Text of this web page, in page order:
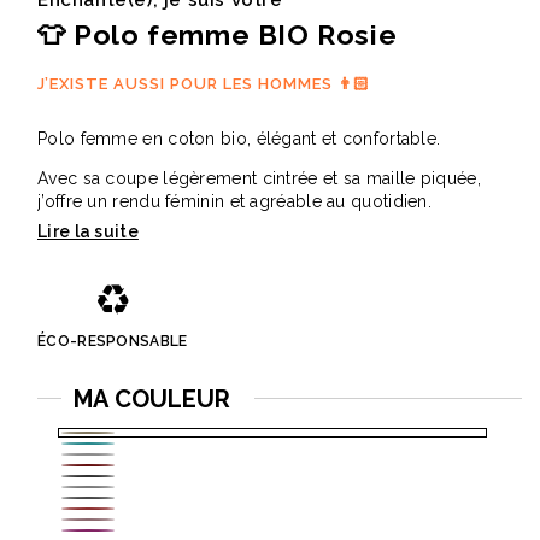
👕 Polo femme BIO Rosie
J’EXISTE AUSSI POUR LES HOMMES 👨🏻
Polo femme en coton bio, élégant et confortable.
Avec sa coupe légèrement cintrée et sa maille piquée,
j’offre un rendu féminin et agréable au quotidien.
Conçu avec des matières de qualité, je combine style,
✅ Points forts
• Coupe légèrement cintrée pour une silhouette féminine.
• Finitions soignées avec col et manches en bord côte.
📐 Caractéristiques
• Matière : 100 % coton bio peigné ring-spun
• Grammage : 180 g/m²
• Manches : courtes
• Coupe : légèrement cintrée
♻️
ÉCO-RESPONSABLE
MA COULEUR
Beige
Bleu
turquoise
Blanc
Rouge
bordeaux
Gris
foncé
Gris
clair
Gris
Rouge
Rose